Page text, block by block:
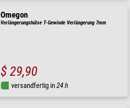
Omegon
Verlängerungshülse T-Gewinde Verlängerung 7mm
$ 29,90
versandfertig in24 h